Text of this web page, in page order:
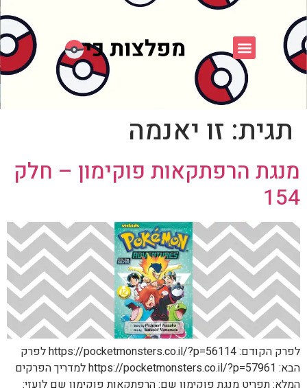
תגית: זו יאנמה
מנגת הרפתקאות פוקימון – חלק
154
לפרק הקודם: https://pocketmonsters.co.il/?p=56114 לפרק
הבא: https://pocketmonsters.co.il/?p=57961 למדריך הפרקים
המלא: תפריט מנגת פוקימון שם: הרפתקאות פוקימון שם לועזי: